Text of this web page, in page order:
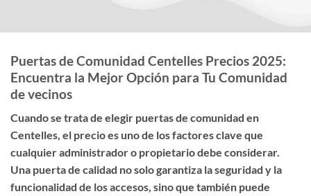
Puertas de Comunidad Centelles Precios 2025:
Encuentra la Mejor Opción para Tu Comunidad
de vecinos
Cuando se trata de elegir puertas de comunidad en
Centelles, el precioes uno de los factores clave que
cualquier administrador o propietario debe considerar.
Una puerta de calidad no solo garantiza la seguridad y la
funcionalidad de los accesos, sino que también puede